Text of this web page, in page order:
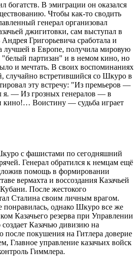
богатств. В эмиграции он оказался
Чтобы как-то сводить
генерал организовал
джигитовки, сам выступал в
Григорьевича сработала и
лучшей в Европе, получила мировую
"белый партизан" и в немом кино, но
и мечтать. В своих воспоминаниях
случайно встретившийся со Шкуро в
эту встречу: "Из премьеров —
я. — Из грозных генералов — в
кино!… Воистину — судьба играет
с фашистами по сегодняшний
Генерал обратился к немцам ещё
помощь в формировании
вермахта и воссоздания Казачьей
После жестокого
Сталина своим личным врагом.
понравилась, однако Шкуро все же
Казачьего резерва при Управлении
Казачью дивизию на
покушения на Гитлера доверие
Главное управление казачьих войск
Гиммлера.